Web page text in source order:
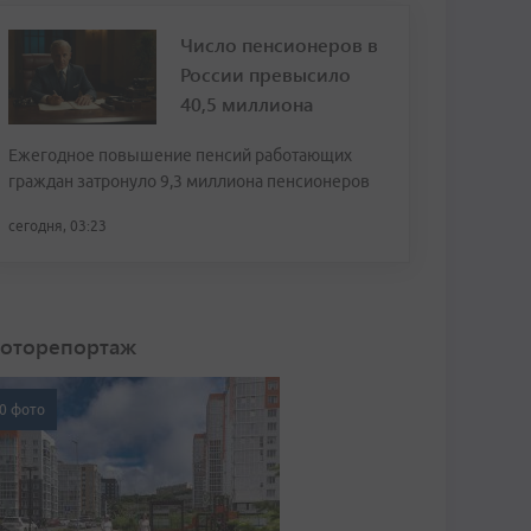
Число пенсионеров в
России превысило
40,5 миллиона
Ежегодное повышение пенсий работающих
граждан затронуло 9,3 миллиона пенсионеров
сегодня, 03:23
фото